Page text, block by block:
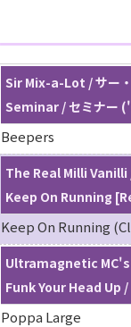
Sir Mix-a-Lot / サー
Seminar / セミナー
Beepers
The Real Milli Vanilli
Keep On Running
Keep On Running
Ultramagnetic MC's
Funk Your Head Up
Poppa Large